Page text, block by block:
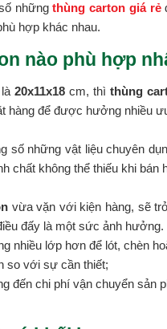
nhữngthùng carton giá rẻ
hợp khác nhau.
nào phù hợp
20x11x18 cm, thì thùng
hàng để được hưởng nhiều
số những vật liệu chuyên
chất không thể thiếu khi
vừa vặn với kiện hàng, sẽ
đấy là một sức ảnh
nhiều lớp hơn để lót, chèn
so với sự cần thiết;
đến chi phí vận chuyển sản